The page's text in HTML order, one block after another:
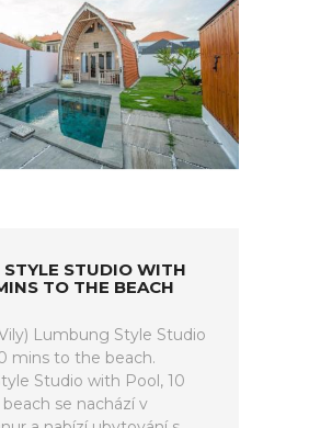
STYLE STUDIO WITH
TO THE BEACH
Lumbung Style Studio
mins to the beach.
Studio with Pool, 10
se nachází v